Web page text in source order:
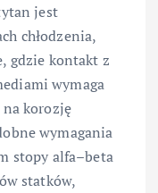
jest
chłodzenia,
gdzie kontakt z
wymaga
korozję
wymagania
stopy alfa–beta
statków,